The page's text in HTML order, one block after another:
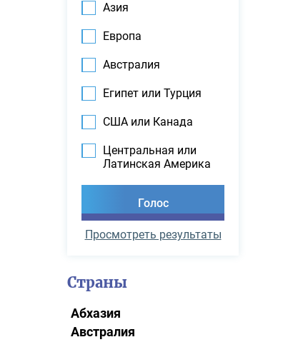
Азия
Европа
Австралия
Египет или Турция
США или Канада
Центральная или
Латинская Америка
Просмотреть результаты
Страны
Абхазия
Австралия